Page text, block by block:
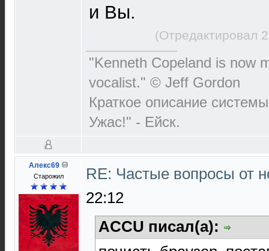
и Вы.
(Отредактировал
"Kenneth Copeland is now
vocalist." © Jeff Gordon
Краткое описание
Ужас!" - Ейск.
Алекс69
Старожил
RE: Частые вопросы от
22:12
ACCU писал(а):